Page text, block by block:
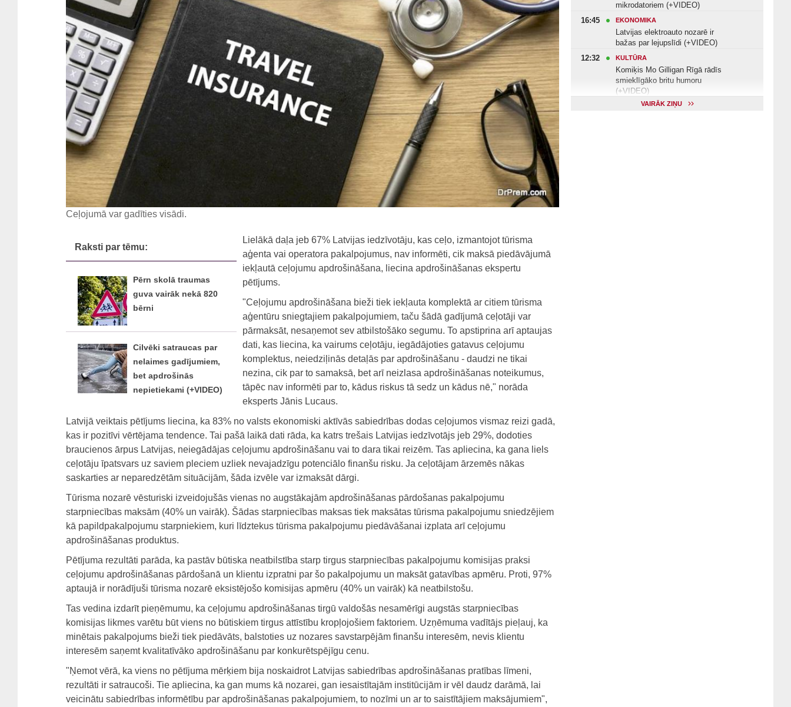
Ceļojumā var gadīties visādi.
Raksti par tēmu:
Pērn skolā traumas
guva vairāk nekā 820
bērni
Cilvēki satraucas par
nelaimes gadījumiem,
bet apdrošinās
nepietiekami (+VIDEO)
Lielākā daļa jeb 67% Latvijas iedzīvotāju, kas ceļo, izmantojot tūrisma
aģenta vai operatora pakalpojumus, nav informēti, cik maksā piedāvājumā
iekļautā ceļojumu apdrošināšana, liecina apdrošināšanas ekspertu
pētījums.
"Ceļojumu apdrošināšana bieži tiek iekļauta komplektā ar citiem tūrisma
aģentūru sniegtajiem pakalpojumiem, taču šādā gadījumā ceļotāji var
pārmaksāt, nesaņemot sev atbilstošāko segumu. To apstiprina arī aptaujas
dati, kas liecina, ka vairums ceļotāju, iegādājoties gatavus ceļojumu
komplektus, neiedziļinās detaļās par apdrošināšanu - daudzi ne tikai
nezina, cik par to samaksā, bet arī neizlasa apdrošināšanas noteikumus,
tāpēc nav informēti par to, kādus riskus tā sedz un kādus nē," norāda
eksperts Jānis Lucaus.
Latvijā veiktais pētījums liecina, ka 83% no valsts ekonomiski aktīvās sabiedrības dodas ceļojumos vismaz reizi gadā,
kas ir pozitīvi vērtējama tendence. Tai pašā laikā dati rāda, ka katrs trešais Latvijas iedzīvotājs jeb 29%, dodoties
braucienos ārpus Latvijas, neiegādājas ceļojumu apdrošināšanu vai to dara tikai reizēm. Tas apliecina, ka gana liels
ceļotāju īpatsvars uz saviem pleciem uzliek nevajadzīgu potenciālo finanšu risku. Ja ceļotājam ārzemēs nākas
saskarties ar neparedzētām situācijām, šāda izvēle var izmaksāt dārgi.
Tūrisma nozarē vēsturiski izveidojušās vienas no augstākajām apdrošināšanas pārdošanas pakalpojumu
starpniecības maksām (40% un vairāk). Šādas starpniecības maksas tiek maksātas tūrisma pakalpojumu sniedzējiem
kā papildpakalpojumu starpniekiem, kuri līdztekus tūrisma pakalpojumu piedāvāšanai izplata arī ceļojumu
apdrošināšanas produktus.
Pētījuma rezultāti parāda, ka pastāv būtiska neatbilstība starp tirgus starpniecības pakalpojumu komisijas praksi
ceļojumu apdrošināšanas pārdošanā un klientu izpratni par šo pakalpojumu un maksāt gatavības apmēru. Proti, 97%
aptaujā ir norādījuši tūrisma nozarē eksistējošo komisijas apmēru (40% un vairāk) kā neatbilstošu.
Tas vedina izdarīt pieņēmumu, ka ceļojumu apdrošināšanas tirgū valdošās nesamērīgi augstās starpniecības
komisijas likmes varētu būt viens no būtiskiem tirgus attīstību kropļojošiem faktoriem. Uzņēmuma vadītājs pieļauj, ka
minētais pakalpojums bieži tiek piedāvāts, balstoties uz nozares savstarpējām finanšu interesēm, nevis klientu
interesēm saņemt kvalitatīvāko apdrošināšanu par konkurētspējīgu cenu.
"Ņemot vērā, ka viens no pētījuma mērķiem bija noskaidrot Latvijas sabiedrības apdrošināšanas pratības līmeni,
rezultāti ir satraucoši. Tie apliecina, ka gan mums kā nozarei, gan iesaistītajām institūcijām ir vēl daudz darāmā, lai
veicinātu sabiedrības informētību par apdrošināšanas pakalpojumiem, to nozīmi un ar to saistītājiem maksājumiem",
mikrodatoriem (+VIDEO)
16:45
EKONOMIKA
Latvijas elektroauto nozarē ir
bažas par lejupslīdi (+VIDEO)
12:32
KULTŪRA
Komiķis Mo Gilligan Rīgā rādīs
smieklīgāko britu humoru
(+VIDEO)
VESELĪBAVAIRĀK ZIŅU